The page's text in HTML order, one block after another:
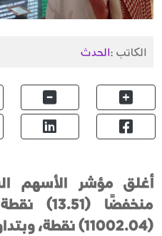
الكاتب :الحدث
أغلق مؤشر الأسهم
منخفضًا